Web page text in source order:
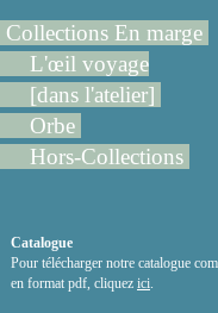
Collections En marge
L'œil voyage
[dans l'atelier]
Orbe
Hors-Collections
Catalogue
Pour télécharger notre catalogue
en format pdf, cliquez ici